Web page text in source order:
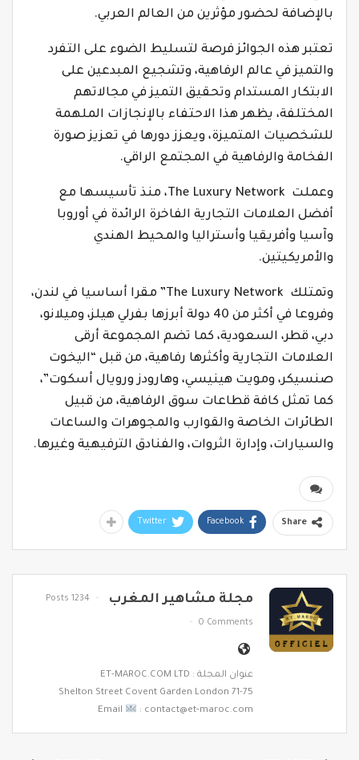
بالإضافة لحضور مؤثرين من العالم العربي.
تعتبر هذه الجوائز فرصة لتسليط الضوء على التفرد
والتميز في عالم الرفاهية، وتشجيع المبدعين على
الابتكار المستدام وتحقيق التميز في مجالاتهم
المختلفة، يظهر هذا الاحتفاء بالإنجازات الملهمة
للشخصيات المتميزة، ويعزز دورها في تعزيز صورة
الفخامة والرفاهية في المجتمع الراقي.
وعملت The Luxury Network، منذ تأسيسها مع
أفضل العلامات التجارية الفاخرة الرائدة في أوروبا
وآسيا وأفريقيا وأستراليا والمحيط الهندي
والأمريكيتين.
وتمتلك The Luxury Network” مقرا أساسيا في لندن،
وفروعا في أكثر من 40 دولة أبرزها بفرلي هيلز، وميلانو،
دبي، قطر، السعودية، كما تضم المجموعة أرقى
العلامات التجارية وأكثرها رفاهية، من قبل “اليخوت
صنسيكر، ومويت هينيسي، وهارودز ورويال أسكوت”،
كما تمثل كافة قطاعات سوق الرفاهية، من قبيل
الطائرات الخاصة والقوارب والمجوهرات والساعات
والسيارات، وإدارة الثروات، والفنادق الترفيهية وغيرها.
Share
Facebook
Twitter
مجلة مشاهير المغرب 1234 Posts
0 Comments
عنوان المجلة : ET-MAROC.COM LTD
71-75 Shelton Street Covent Garden London
Email
: contact@et-maroc.com